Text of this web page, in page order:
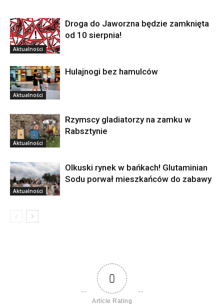
Aktualności
Droga do Jaworzna będzie zamknięta
od 10 sierpnia!
Aktualności
Hulajnogi bez hamulców
Aktualności
Rzymscy gladiatorzy na zamku w
Rabsztynie
Aktualności
Olkuski rynek w bańkach! Glutaminian
Sodu porwał mieszkańców do zabawy
0
Article Rating